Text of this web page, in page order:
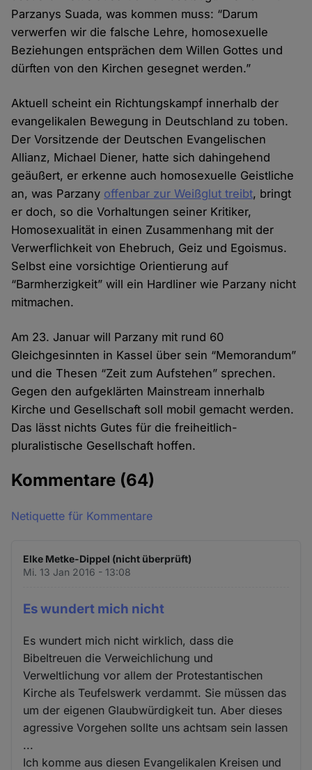
Parzanys Suada, was kommen muss: “Darum
verwerfen wir die falsche Lehre, homosexuelle
Beziehungen entsprächen dem Willen Gottes und
dürften von den Kirchen gesegnet werden.”
Aktuell scheint ein Richtungskampf innerhalb der
evangelikalen Bewegung in Deutschland zu toben.
Der Vorsitzende der Deutschen Evangelischen
Allianz, Michael Diener, hatte sich dahingehend
geäußert, er erkenne auch homosexuelle Geistliche
an, was Parzany offenbar zur Weißglut treibt, bringt
er doch, so die Vorhaltungen seiner Kritiker,
Homosexualität in einen Zusammenhang mit der
Verwerflichkeit von Ehebruch, Geiz und Egoismus.
Selbst eine vorsichtige Orientierung auf
“Barmherzigkeit” will ein Hardliner wie Parzany nicht
mitmachen.
Am 23. Januar will Parzany mit rund 60
Gleichgesinnten in Kassel über sein “Memorandum”
und die Thesen “Zeit zum Aufstehen” sprechen.
Gegen den aufgeklärten Mainstream innerhalb
Kirche und Gesellschaft soll mobil gemacht werden.
Das lässt nichts Gutes für die freiheitlich-
pluralistische Gesellschaft hoffen.
Kommentare (64)
Netiquette für Kommentare
Elke Metke-Dippel (nicht überprüft)
Mi. 13 Jan 2016 - 13:08
Es wundert mich nicht
Es wundert mich nicht wirklich, dass die
Bibeltreuen die Verweichlichung und
Verweltlichung vor allem der Protestantischen
Kirche als Teufelswerk verdammt. Sie müssen das
um der eigenen Glaubwürdigkeit tun. Aber dieses
agressive Vorgehen sollte uns achtsam sein lassen
...
Ich komme aus diesen Evangelikalen Kreisen und